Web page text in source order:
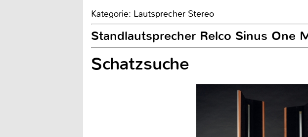
Kategorie: Lautsprecher Stereo
Standlautsprecher Relco Sinus One
Schatzsuche